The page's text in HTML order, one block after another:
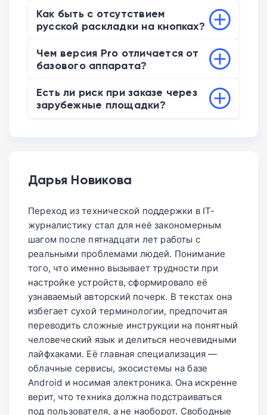
Мы рекомендуем аппарат как
специализированный инструмент. Это
лучший выбор для тех, кто много
времени проводит в Slack, почте или
Telegram. Однако если вы ищете
мобильных игр, маленький экран вас
разочарует. Покупать основной
Как быть с отсутствием
русской раскладки на кнопках?
Аппарат продается только с латиницей.
Проблему легко решить: закажите
лазерную гравировку кириллицы в
любом сервисном центре, это стоит
около 1 500 рублей. После этого
Чем версия Pro отличается от
базового аппарата?
процессором Dimensity 8400, вдвое
большим объемом памяти (512 ГБ) и
качественные снимки документов.
Есть ли риск при заказе через
зарубежные площадки?
оригинальные запчасти, а вопросы
на маркетплейсе. Это цена за владение
нишевым устройством.
Дарья Новикова
Переход из технической поддержки в IT-
журналистику стал для неё закономерным
шагом после пятнадцати лет работы с
реальными проблемами людей. Понимание
того, что именно вызывает трудности при
настройке устройств, сформировало её
узнаваемый авторский почерк. В текстах она
избегает сухой терминологии, предпочитая
переводить сложные инструкции на понятный
человеческий язык и делиться неочевидными
лайфхаками. Её главная специализация —
облачные сервисы, экосистемы на базе
Android и носимая электроника. Она искренне
верит, что техника должна подстраиваться
под пользователя, а не наоборот. Свободные